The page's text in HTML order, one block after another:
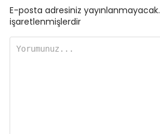
E-posta adresiniz yayınlanmayacak.
işaretlenmişlerdir